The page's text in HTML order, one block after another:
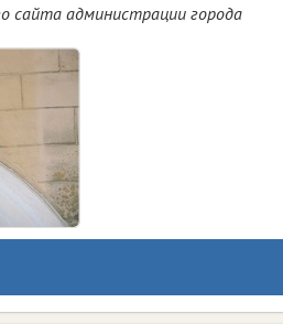
сайта администрации города